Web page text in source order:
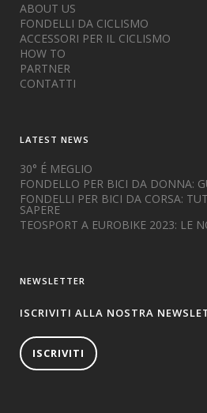
ABOUT US
FONDELLI DA CICLISMO
ACCESSORI PER IL CICLISMO
HOW TO
PARTNER
CONTATTI
LATEST NEWS
30° É MEGLIO
FONDELLO PER BICI DA DONNA:
FONDELLI PER BICI DA CORSA:
SAPERE
TEOSPORT A EUROBIKE 2023: LE
NEWSLETTER
ISCRIVITI ALLA NOSTRA
ISCRIVITI